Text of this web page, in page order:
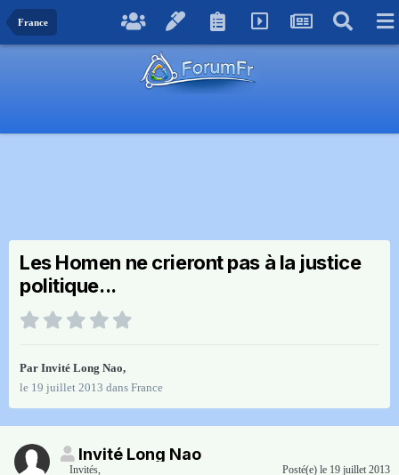
France
Les Homen ne crieront pas à la justice
politique...
Par Invité Long Nao,
le 19 juillet 2013 dans France
Invité Long Nao
Invités, Posté(e) le 19 juillet 2013